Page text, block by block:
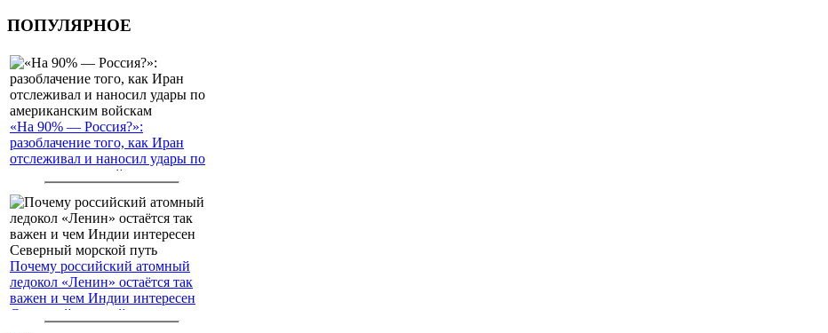
ПОПУЛЯРНОЕ
«На 90% — Россия?»:
разоблачение того, как Иран
отслеживал и наносил удары по
американским войскам
Почему российский атомный
ледокол «Ленин» остаётся так
важен и чем Индии интересен
Северный морской путь